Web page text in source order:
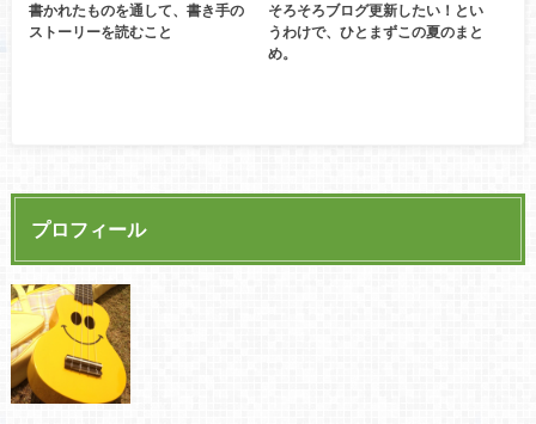
書かれたものを通して、書き手の
ストーリーを読むこと
そろそろブログ更新したい！とい
うわけで、ひとまずこの夏のまと
め。
プロフィール